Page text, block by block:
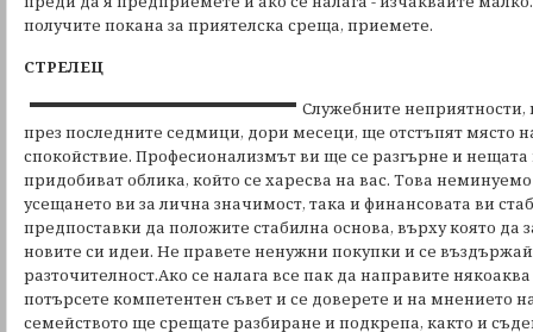
получите покана за приятелска среща, приемете.
СТРЕЛЕЦ
Служебните неприятности,
през последните седмици, дори месеци, ще отстъпят място
спокойствие. Професионализмът ви ще се разгърне и
придобиват облика, който се харесва на вас. Това
усещането ви за лична значимост, така и финансовата ви
предпоставки да положите стабилна основа, върху която да
новите си идеи. Не правете ненужни покупки и се
разточителност.Ако се налага все пак да направите
потърсете компетентен съвет и се доверете и на мнението
семейството ще срещате разбиране и подкрепа, както и